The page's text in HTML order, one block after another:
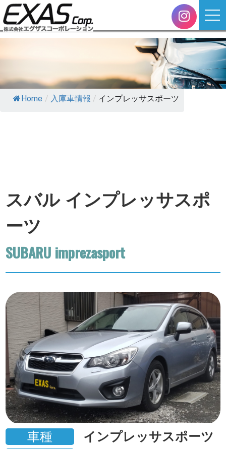
Home / 入庫車情報 / インプレッサスポーツ
スバル インプレッサスポ
ーツ
SUBARU imprezasport
車種
インプレッサスポーツ